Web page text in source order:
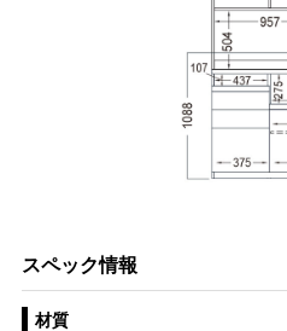
スペック情報
材質